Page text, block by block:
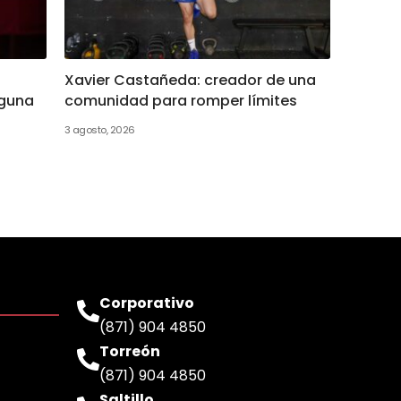
Xavier Castañeda: creador de una
comunidad para romper límites
3 agosto, 2026
Corporativo
(871) 904 4850
Torreón
(871) 904 4850